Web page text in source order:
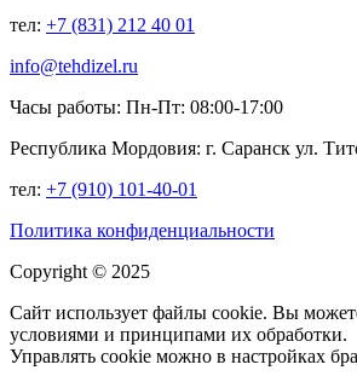
тел: +7 (831) 212 40 01
info@tehdizel.ru
Часы работы: Пн-Пт: 08:00-17:00
Республика Мордовия: г. Саранск ул.
тел: +7 (910) 101-40-01
Политика конфиденциальности
Copyright © 2025
Сайт использует файлы cookie. Вы
условиями и принципами их обработки.
Управлять cookie можно в настройках